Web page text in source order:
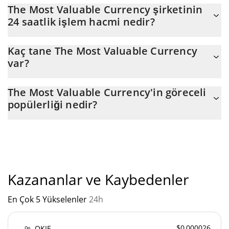
şu anki 11.879 seviyesinde, aşağı seviyesinde. Bu, düne göre
-6.11% tutarındaki değişikliktir.
The Most Valuable Currency şirketinin
24 saatlik işlem hacmi nedir?
ticareti $ 992.
Kaç tane The Most Valuable Currency
var?
maksimum $ 1.000.000.000 miktarıyla birlikte $ 1.000.000.000.
The Most Valuable Currency'in göreceli
popülerliği nedir?
Kazananlar ve Kaybedenler
En Çok 5 Yükselenler24h